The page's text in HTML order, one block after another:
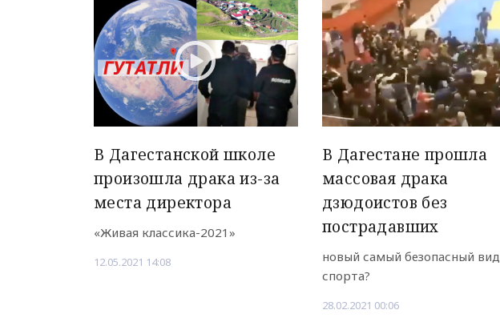
В Дагестанской школе
произошла драка из-за
места директора
«Живая классика-2021»
12.05.2021 14:08
В Дагестане прошла
массовая драка
дзюдоистов без
пострадавших
новый самый безопасный вид
спорта?
28.02.2021 00:06